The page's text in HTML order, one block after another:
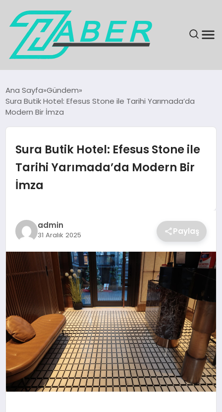
GÜNDEM
EĞITIM
SAĞLIK
SPOR
TEKNOLOJI
Ana Sayfa Gündem
Sura Butik Hotel: Efesus Stone ile Tarihi Yarımada’da
Modern Bir İmza
Sura Butik Hotel: Efesus Stone ile
Tarihi Yarımada’da Modern Bir
İmza
admin
31 Aralık 2025 Paylaş